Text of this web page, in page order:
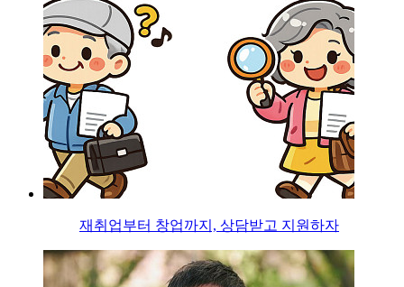
재취업부터 창업까지, 상담받고 지원하자